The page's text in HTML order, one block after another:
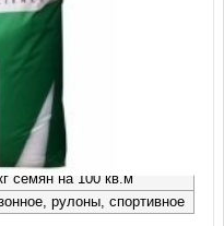
(25 кг)
(Дания)
25 кг
семян на 100 кв.м
рулоны, спортивное